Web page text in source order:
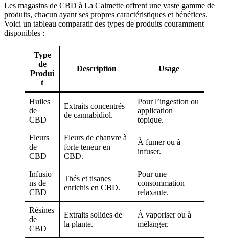
Les magasins de CBD à La Calmette offrent une vaste gamme de
produits, chacun ayant ses propres caractéristiques et bénéfices.
Voici un tableau comparatif des types de produits couramment
disponibles :
Type
de
Produi
t
Description Usage
Huiles
de
CBD
Extraits concentrés
de cannabidiol.
Pour l’ingestion ou
application
topique.
Fleurs
de
CBD
Fleurs de chanvre à
forte teneur en
CBD.
À fumer ou à
infuser.
Infusio
ns de
CBD
Thés et tisanes
enrichis en CBD.
Pour une
consommation
relaxante.
Résines
de
CBD
Extraits solides de
la plante.
À vaporiser ou à
mélanger.